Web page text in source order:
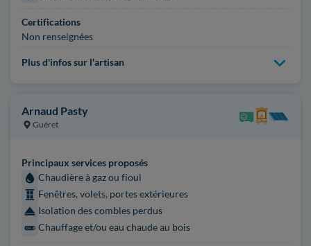
Certifications
Non renseignées
Plus d'infos sur l'artisan
Arnaud Pasty
Guéret
Principaux services proposés
Chaudière à gaz ou fioul
Fenêtres, volets, portes extérieures
Isolation des combles perdus
Chauffage et/ou eau chaude au bois